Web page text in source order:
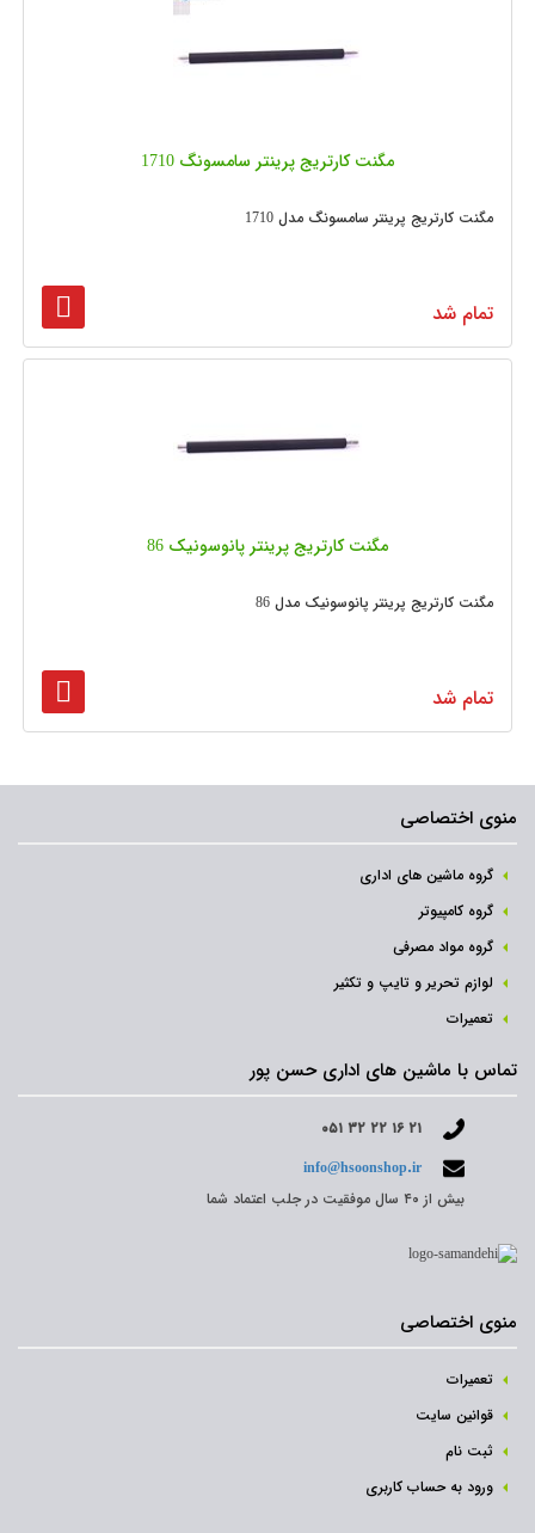
مگنت کارتریج پرینتر سامسونگ 1710
مگنت کارتریج پرینتر سامسونگ مدل 1710
تمام شد
مگنت کارتریج پرینتر پانوسونیک 86
مگنت کارتریج پرینتر پانوسونیک مدل 86
تمام شد
منوی اختصاصی
گروه ماشین های اداری
گروه کامپیوتر
گروه مواد مصرفی
لوازم تحریر و تایپ و تکثیر
تعمیرات
تماس با ماشین های اداری حسن پور
۰۵۱ ۳۲ ۲۲ ۱۶ ۲۱
info@hsoonshop.ir
بیش از ۴۰ سال موفقیت در جلب اعتماد شما
منوی اختصاصی
تعمیرات
قوانین سایت
ثبت نام‌
ورود به حساب کاربری